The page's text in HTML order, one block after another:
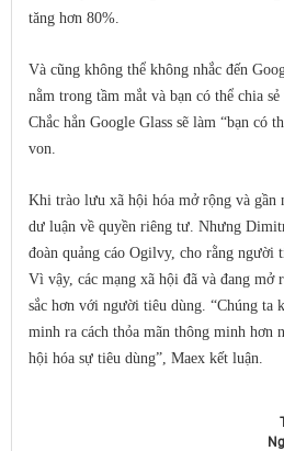
tăng hơn 80%.
Và cũng không thể không nhắc đến
nằm trong tầm mắt và bạn có thể chia
Chắc hẳn Google Glass sẽ làm “bạn
von.
Khi trào lưu xã hội hóa mở rộng và gần
dư luận về quyền riêng tư. Nhưng
đoàn quảng cáo Ogilvy, cho rằng người
Vì vậy, các mạng xã hội đã và đang mở
sắc hơn với người tiêu dùng. “Chúng ta
minh ra cách thỏa mãn thông minh hơn
hội hóa sự tiêu dùng”, Maex kết luận.